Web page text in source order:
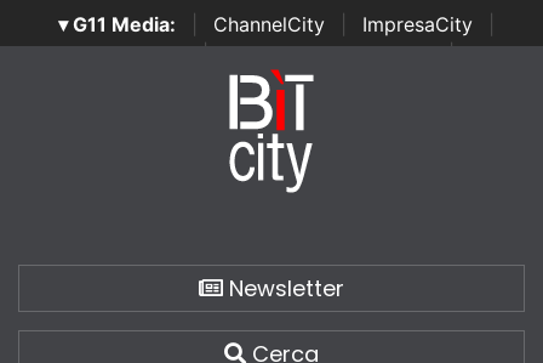
▾ G11 Media: ChannelCity ImpresaCity
SecurityOpenLab | Italian Channel Awards | Italian
Italian Security Awards
Newsletter
Cerca